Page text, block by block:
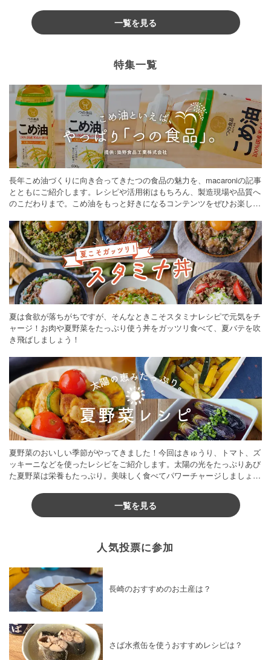
一覧を見る
特集一覧
長年こめ油づくりに向き合ってきたつの食品の魅力を、macaroniの記事
とともにご紹介します。レシピや活用術はもちろん、製造現場や品質へ
のこだわりまで。こめ油をもっと好きになるコンテンツをぜひお楽しみ
夏は食欲が落ちがちですが、そんなときこそスタミナレシピで元気をチ
ャージ！お肉や夏野菜をたっぷり使う丼をガッツリ食べて、夏バテを吹
き飛ばしましょう！
夏野菜のおいしい季節がやってきました！今回はきゅうり、トマト、ズ
ッキーニなどを使ったレシピをご紹介します。太陽の光をたっぷりあび
た夏野菜は栄養もたっぷり。美味しく食べてパワーチャージしましょう
一覧を見る
人気投票に参加
長崎のおすすめのお土産は？
さば水煮缶を使うおすすめレシピは？